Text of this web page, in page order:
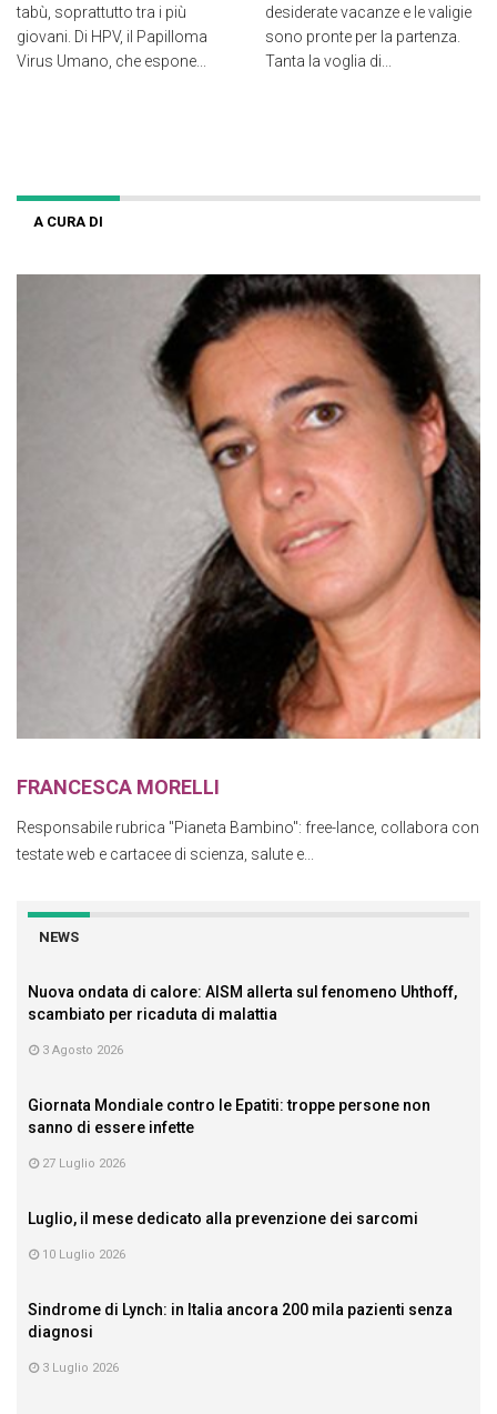
tabù, soprattutto tra i più
giovani. Di HPV, il Papilloma
Virus Umano, che espone...
desiderate vacanze e le valigie
sono pronte per la partenza.
Tanta la voglia di...
A CURA DI
FRANCESCA MORELLI
Responsabile rubrica "Pianeta Bambino": free-lance, collabora con
testate web e cartacee di scienza, salute e...
NEWS
Nuova ondata di calore: AISM allerta sul fenomeno Uhthoff,
scambiato per ricaduta di malattia
3 Agosto 2026
Giornata Mondiale contro le Epatiti: troppe persone non
sanno di essere infette
27 Luglio 2026
Luglio, il mese dedicato alla prevenzione dei sarcomi
10 Luglio 2026
Sindrome di Lynch: in Italia ancora 200 mila pazienti senza
diagnosi
3 Luglio 2026